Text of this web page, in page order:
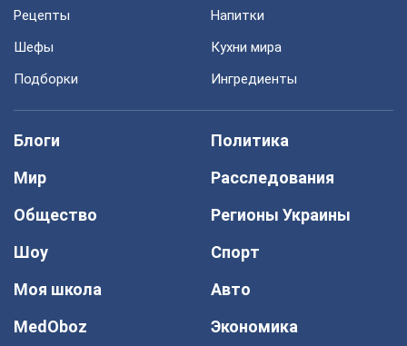
Рецепты
Напитки
Шефы
Кухни мира
Подборки
Ингредиенты
Блоги
Политика
Мир
Расследования
Общество
Регионы Украины
Шоу
Спорт
Моя школа
Авто
MedOboz
Экономика